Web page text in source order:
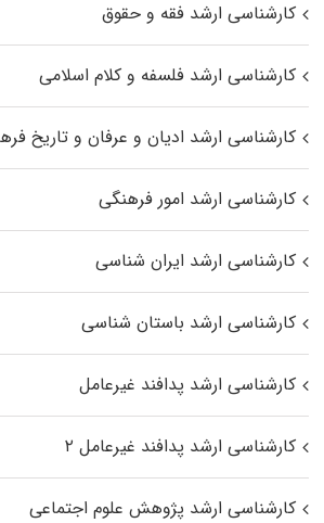
کارشناسی ارشد فقه و حقوق
کارشناسی ارشد فلسفه و کلام اسلامی
کارشناسی ارشد ادیان و عرفان و تاریخ
کارشناسی ارشد امور فرهنگی
کارشناسی ارشد ایران شناسی
کارشناسی ارشد باستان شناسی
کارشناسی ارشد پدافند غیرعامل
کارشناسی ارشد پدافند غیرعامل ۲
کارشناسی ارشد پژوهش علوم اجتماعی